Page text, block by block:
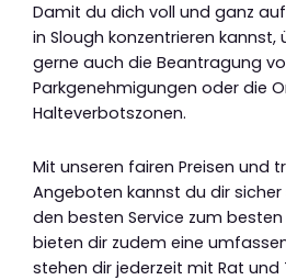
Damit du dich voll und ganz
in Slough konzentrieren kannst,
gerne auch die Beantragung
Parkgenehmigungen oder die
Halteverbotszonen.
Mit unseren fairen Preisen und
Angeboten kannst du dir sicher
den besten Service zum besten
bieten dir zudem eine
stehen dir jederzeit mit Rat und